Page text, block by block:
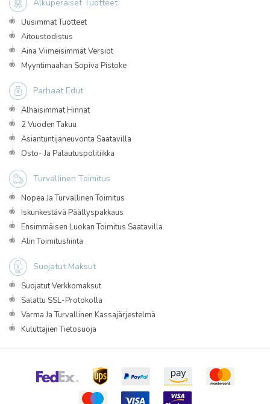
Alkuperäiset Tuotteet
Uusimmat Tuotteet
Aitoustodistus
Aina Viimeisimmät Versiot
Myyntimaahan Sopiva Pistoke
Parhaat Edut
Alhaisimmat Hinnat
2 Vuoden Takuu
Asiantuntijaneuvonta Saatavilla
Osto- Ja Palautuspolitiikka
Turvallinen Toimitus
Nopea Ja Turvallinen Toimitus
Iskunkestävä Päällyspakkaus
Ensimmäisen Luokan Toimitus Saatavilla
Alin Toimitushinta
Suojatut Maksut
Suojatut Verkkomaksut
Salattu SSL-Protokolla
Varma Ja Turvallinen Kassajärjestelmä
Kuluttajien Tietosuoja